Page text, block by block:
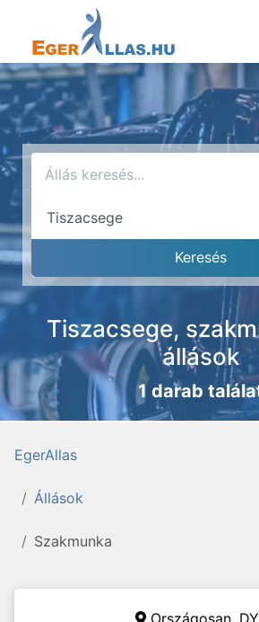
Tiszacsege,
állások
1 darab
EgerAllas
Állások
Szakmunka
Országosan,